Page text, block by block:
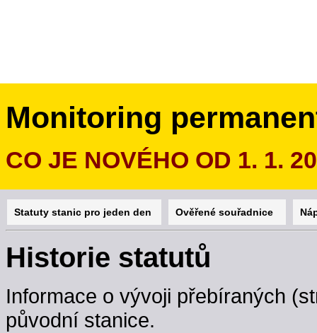
Monitoring
CO JE NOVÉHO OD 1. 1.
Statuty stanic pro jeden den Ověřené souřadnice
Historie statutů
Informace o vývoji přebíraných
původní stanice.